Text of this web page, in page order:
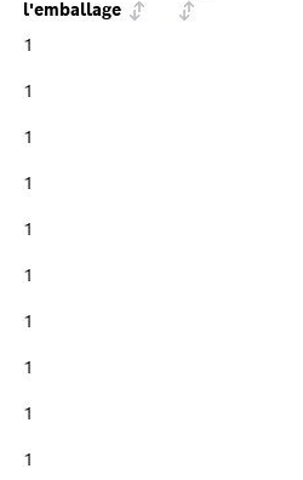
l'emballage
1
1
1
1
1
1
1
1
1
1